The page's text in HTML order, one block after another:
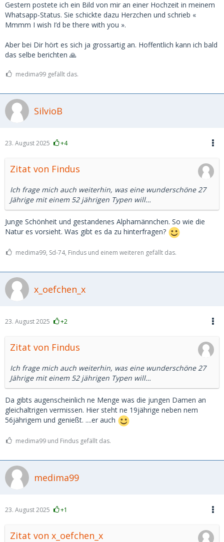
Gestern postete ich ein Bild von mir an einer Hochzeit in meinem
Whatsapp-Status. Sie schickte dazu Herzchen und schrieb «
Mmmm I wish I’d be there with you ».
Aber bei Dir hört es sich ja grossartig an. Hoffentlich kann ich bald
das selbe berichten 🙏
medima99 gefällt das.
SilvioB
23. August 2025 +4
Zitat von Findus
Ich frage mich auch weiterhin, was eine wunderschöne 27
Jährige mit einem 52 jährigen Typen will…
Junge Schönheit und gestandenes Alphamännchen. So wie die
Natur es vorsieht. Was gibt es da zu hinterfragen?
medima99, Sd-74, Findus und einem weiteren gefällt das.
x_oefchen_x
23. August 2025 +2
Zitat von Findus
Ich frage mich auch weiterhin, was eine wunderschöne 27
Jährige mit einem 52 jährigen Typen will…
Da gibts augenscheinlich ne Menge was die jungen Damen an
gleichaltrigen vermissen. Hier steht ne 19jährige neben nem
56jährigem und genießt. ....er auch
medima99 und Findus gefällt das.
medima99
23. August 2025 +1
Zitat von x_oefchen_x